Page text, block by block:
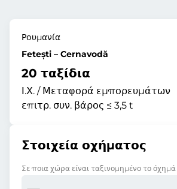
Ρουμανία
Fetești – Cernavodă
20 ταξίδια
Ι.Χ. / Μεταφορά εμπορευμάτων
επιτρ. συν. βάρος ≤ 3,5 t
Στοιχεία οχήματος
Σε ποια χώρα είναι ταξινομημένο το